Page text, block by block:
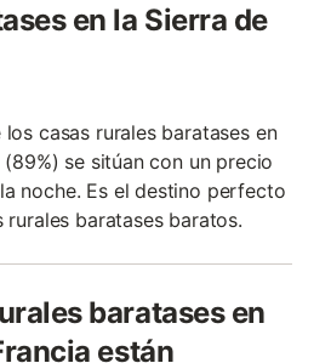
en la Sierra de
casas rurales baratases en
se sitúan con un precio
noche. Es el destino perfecto
rurales baratases baratos.
baratases en
están